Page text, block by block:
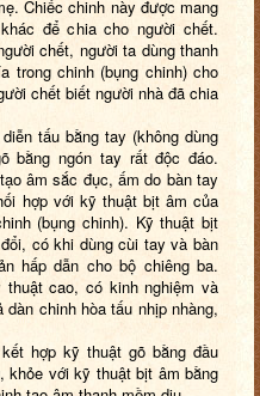
Chiếc chinh này được mang
để chia cho người chết.
chết, người ta dùng thanh
trong chinh (bụng chinh) cho
chết biết người nhà đã chia
tấu bằng tay (không dùng
bằng ngón tay rất độc đáo.
âm sắc đục, ấm do bàn tay
hợp với kỹ thuật bịt âm của
(bụng chinh). Kỹ thuật bịt
có khi dùng cùi tay và bàn
hấp dẫn cho bộ chiêng ba.
cao, có kinh nghiệm và
chinh hòa tấu nhịp nhàng,
kết hợp kỹ thuật gõ bằng đầu
khỏe với kỹ thuật bịt âm bằng